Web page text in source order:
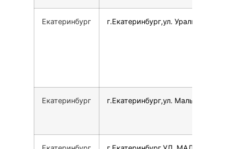
Екатеринбург г.Екатеринбург,ул. Уральская, 77
Екатеринбург г.Екатеринбург,ул. Малышева, 5